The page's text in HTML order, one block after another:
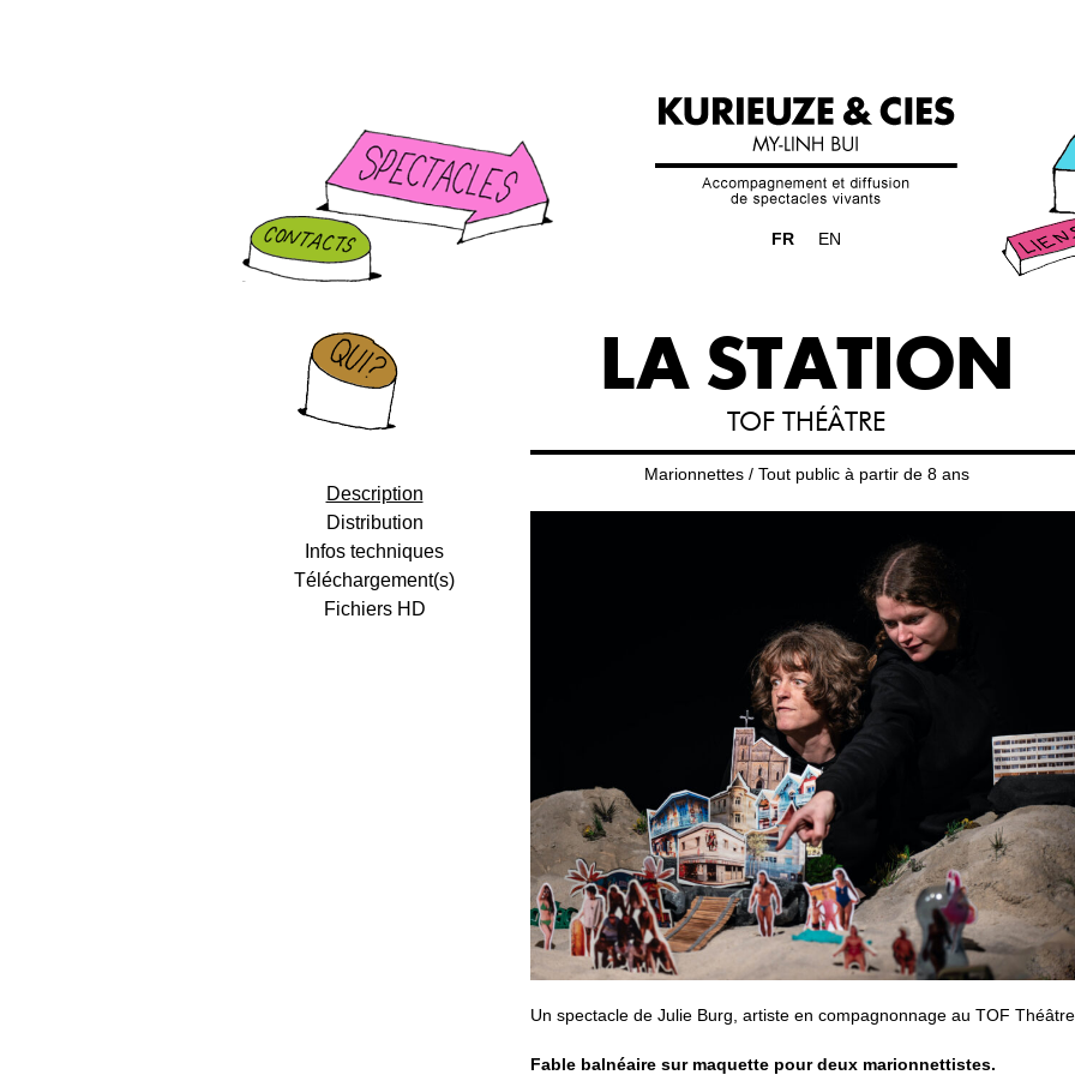
FR EN
Description
Distribution
Infos techniques
Téléchargement(s)
Fichiers HD
LA STATION
TOF THÉÂTRE
Marionnettes / Tout public à partir de 8 ans
Un spectacle de Julie Burg, artiste en compagnonnage au TOF
Fable balnéaire sur maquette pour deux marionnettistes.